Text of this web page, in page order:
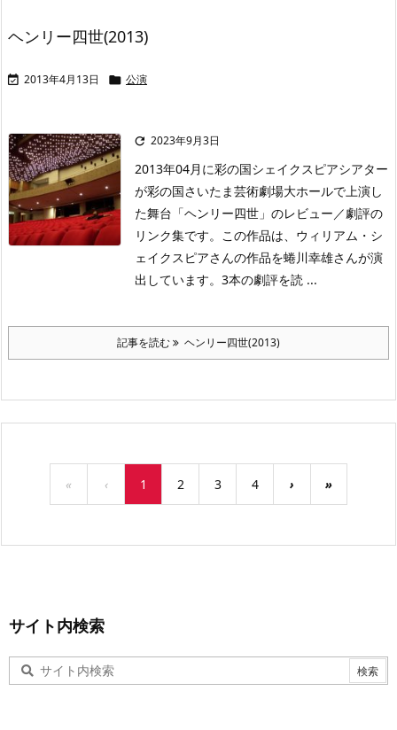
ヘンリー四世(2013)
 2013年4月13日  公演
 2023年9月3日
2013年04月に彩の国シェイクスピアシアター
が彩の国さいたま芸術劇場大ホールで上演し
た舞台「ヘンリー四世」のレビュー／劇評の
リンク集です。この作品は、ウィリアム・シ
ェイクスピアさんの作品を蜷川幸雄さんが演
出しています。3本の劇評を読 ...
記事を読む ヘンリー四世(2013)
« ‹ 1 2 3 4 › »
サイト内検索